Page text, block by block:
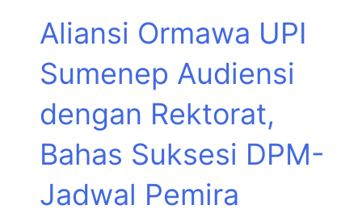
Aliansi Ormawa UPI
Sumenep Audiensi
dengan Rektorat,
Bahas Suksesi DPM-
Jadwal Pemira